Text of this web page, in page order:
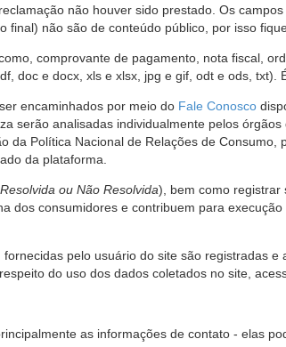
não houver sido prestado. Os
não são de conteúdo público, por isso
comprovante de pagamento, nota fiscal,
doc e docx, xls e xlsx, jpg e gif, odt e ods, txt).
encaminhados por meio do Fale Conosco
serão analisadas individualmente pelos
Política Nacional de Relações de Consumo,
da plataforma.
Resolvida ou Não Resolvida), bem como registrar
dos consumidores e contribuem para
pelo usuário do site são registradas e
do uso dos dados coletados no site,
as informações de contato - elas